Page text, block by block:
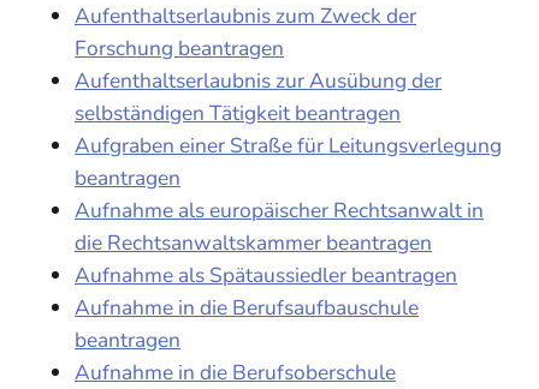
Aufenthaltserlaubnis zum Zweck der
Forschung beantragen
Aufenthaltserlaubnis zur Ausübung der
selbständigen Tätigkeit beantragen
Aufgraben einer Straße für Leitungsverlegung
beantragen
Aufnahme als europäischer Rechtsanwalt in
die Rechtsanwaltskammer beantragen
Aufnahme als Spätaussiedler beantragen
Aufnahme in die Berufsaufbauschule
beantragen
Aufnahme in die Berufsoberschule